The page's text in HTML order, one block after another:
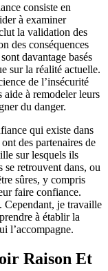
consiste en
à examiner
la validation des
des conséquences
davantage basés
sur la réalité actuelle.
de l’insécurité
aide à remodeler leurs
du danger.
qui existe dans
des partenaires de
sur lesquels ils
se retrouvent dans, ou
sûres, y compris
faire confiance.
Cependant, je travaille
à établir la
l’accompagne.
Raison Et